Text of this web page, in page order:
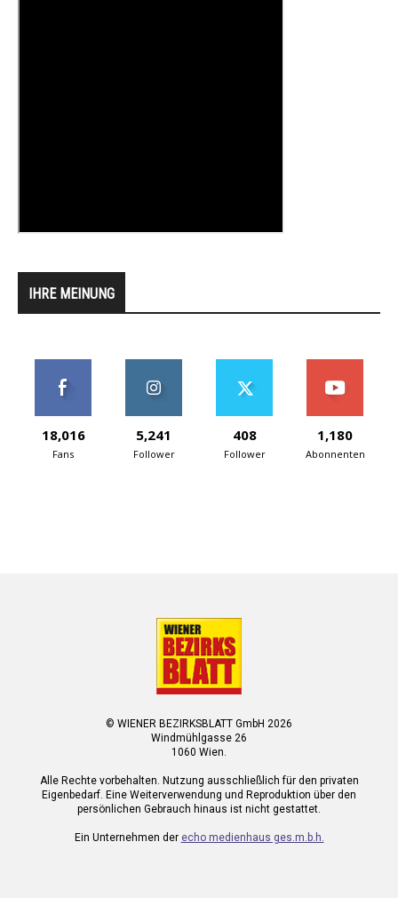
IHRE MEINUNG
18,016
Fans
5,241
Follower
408
Follower
1,180
Abonnenten
© WIENER BEZIRKSBLATT GmbH 2026
Windmühlgasse 26
1060 Wien.
Alle Rechte vorbehalten. Nutzung ausschließlich für den privaten
Eigenbedarf. Eine Weiterverwendung und Reproduktion über den
persönlichen Gebrauch hinaus ist nicht gestattet.
Ein Unternehmen der echo medienhaus ges.m.b.h.